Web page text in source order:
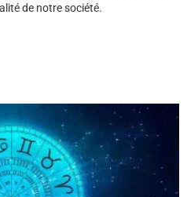
de notre société.